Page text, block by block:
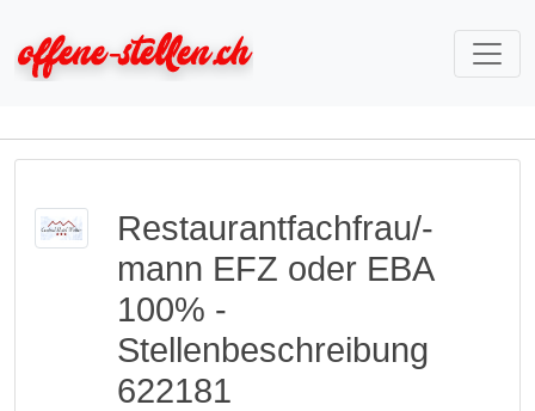
Restaurantfachfrau/-
mann EFZ oder EBA
100% -
Stellenbeschreibung
622181